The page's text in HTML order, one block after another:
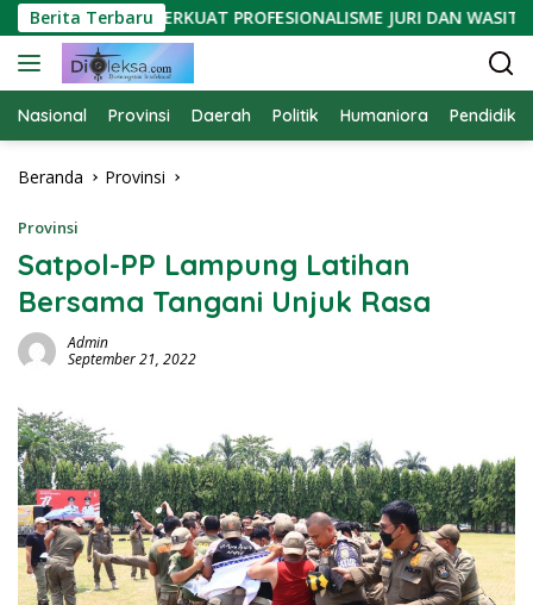
Langsung
ke
konten
Berita Terbaru
LAMPUNG PERKUAT PROFESIONALISME JURI DAN WASIT
Nasional Provinsi Daerah Politik Humaniora
Beranda Provinsi
Provinsi
Satpol-PP Lampung Latihan
Bersama Tangani Unjuk Rasa
Admin
September 21, 2022